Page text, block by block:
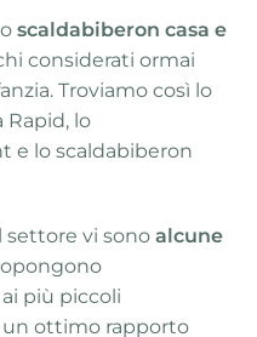
scaldabiberon casa e
considerati ormai
Troviamo così lo
Rapid, lo
e lo scaldabiberon
settore vi sono alcune
più piccoli
ottimo rapporto